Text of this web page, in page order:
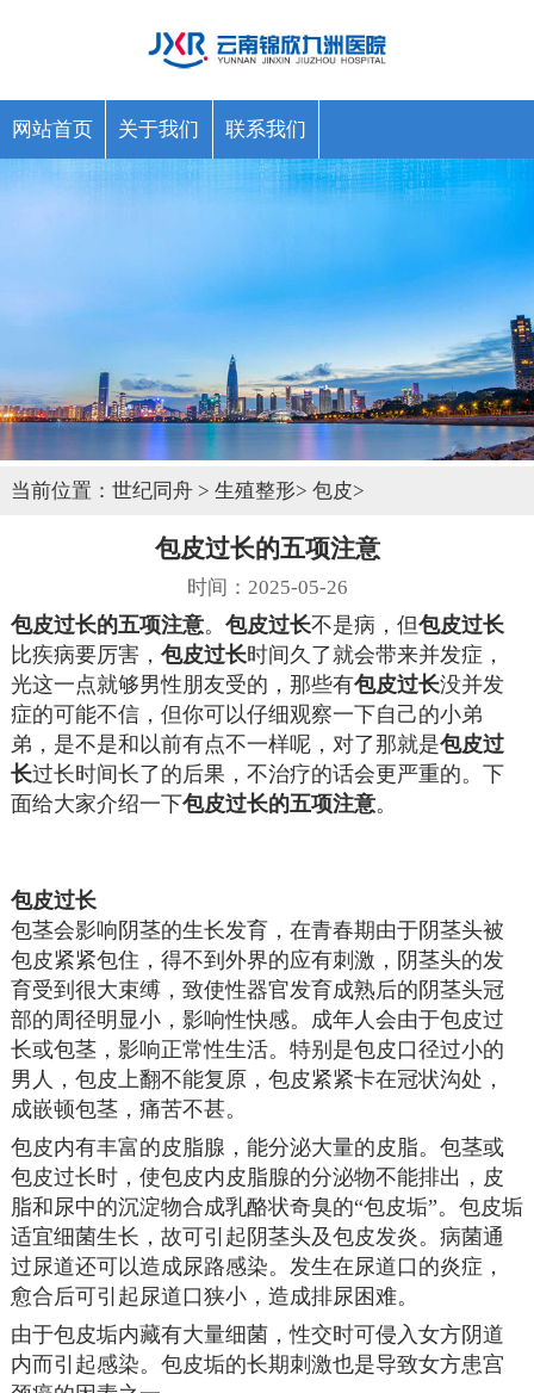
网站首页 关于我们 联系我们
当前位置： 世纪同舟> 生殖整形> 包皮>
包皮过长的五项注意
时间：2025-05-26
包皮过长的五项注意。 包皮过长不是病，但包皮过长
比疾病要厉害， 包皮过长时间久了就会带来并发症，
光这一点就够男性朋友受的，那些有包皮过长没并发
症的可能不信，但你可以仔细观察一下自己的小弟
弟，是不是和以前有点不一样呢，对了那就是包皮过
长过长时间长了的后果，不治疗的话会更严重的。下
面给大家介绍一下包皮过长的五项注意。
包皮过长
包茎会影响阴茎的生长发育，在青春期由于阴茎头被
包皮紧紧包住，得不到外界的应有刺激，阴茎头的发
育受到很大束缚，致使性器官发育成熟后的阴茎头冠
部的周径明显小，影响性快感。成年人会由于包皮过
长或包茎，影响正常性生活。特别是包皮口径过小的
男人，包皮上翻不能复原，包皮紧紧卡在冠状沟处，
成嵌顿包茎，痛苦不甚。
包皮内有丰富的皮脂腺，能分泌大量的皮脂。包茎或
包皮过长时，使包皮内皮脂腺的分泌物不能排出，皮
脂和尿中的沉淀物合成乳酪状奇臭的“包皮垢”。包皮垢
适宜细菌生长，故可引起阴茎头及包皮发炎。病菌通
过尿道还可以造成尿路感染。发生在尿道口的炎症，
愈合后可引起尿道口狭小，造成排尿困难。
由于包皮垢内藏有大量细菌，性交时可侵入女方阴道
内而引起感染。包皮垢的长期刺激也是导致女方患宫